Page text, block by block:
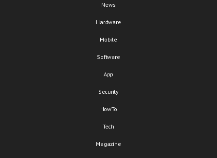
News
Hardware
Mobile
Software
App
Security
HowTo
Tech
Magazine